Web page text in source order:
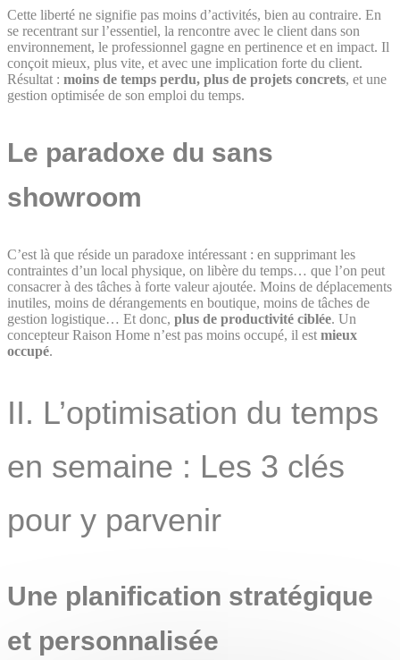
Cette liberté ne signifie pas moins d’activités, bien au contraire. En
se recentrant sur l’essentiel, la rencontre avec le client dans son
environnement, le professionnel gagne en pertinence et en impact. Il
conçoit mieux, plus vite, et avec une implication forte du client.
Résultat : moins de temps perdu, plus de projets concrets, et une
gestion optimisée de son emploi du temps.
Le paradoxe du sans
showroom
C’est là que réside un paradoxe intéressant : en supprimant les
contraintes d’un local physique, on libère du temps… que l’on peut
consacrer à des tâches à forte valeur ajoutée. Moins de déplacements
inutiles, moins de dérangements en boutique, moins de tâches de
gestion logistique… Et donc, plus de productivité ciblée. Un
concepteur Raison Home n’est pas moins occupé, il est mieux
occupé.
II. L’optimisation du temps
en semaine : Les 3 clés
pour y parvenir
Une planification stratégique
et personnalisée